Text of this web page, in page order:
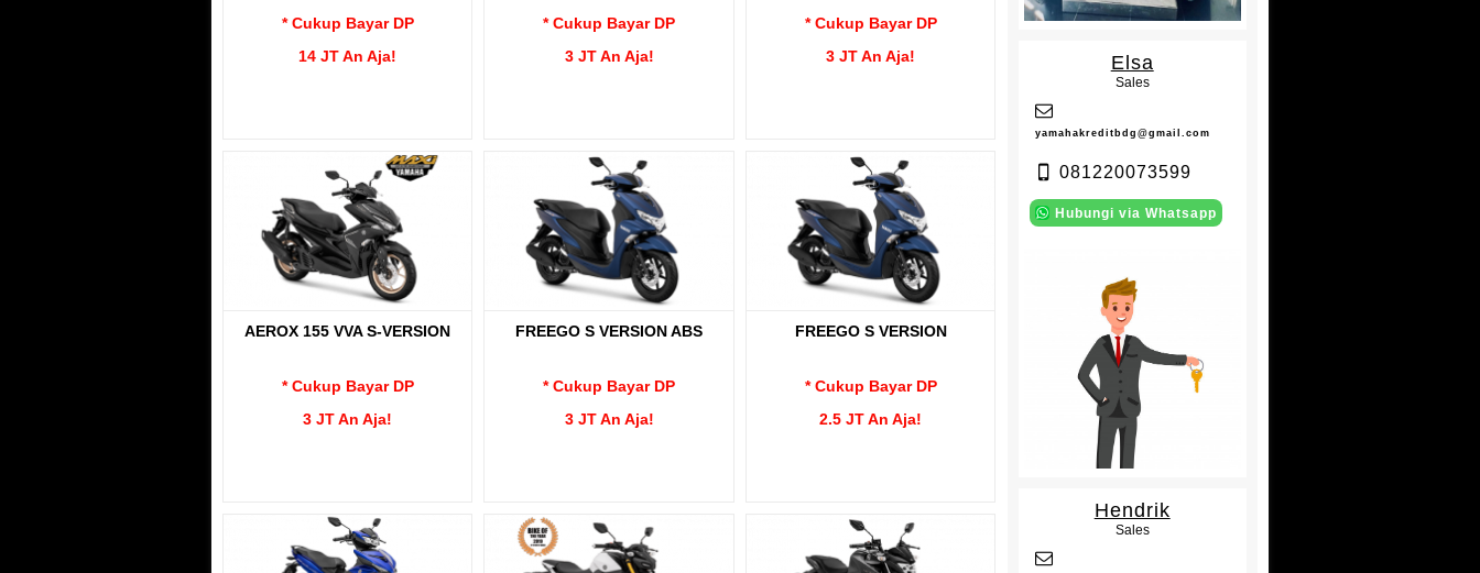
* Cukup Bayar DP
14 JT An Aja!
* Cukup Bayar DP
3 JT An Aja!
* Cukup Bayar DP
3 JT An Aja!
AEROX 155 VVA S-VERSION
* Cukup Bayar DP
3 JT An Aja!
FREEGO S VERSION ABS
* Cukup Bayar DP
3 JT An Aja!
FREEGO S VERSION
* Cukup Bayar DP
2.5 JT An Aja!
Elsa
Sales
yamahakreditbdg@gmail.com
081220073599
Hubungi via Whatsapp
Hendrik
Sales